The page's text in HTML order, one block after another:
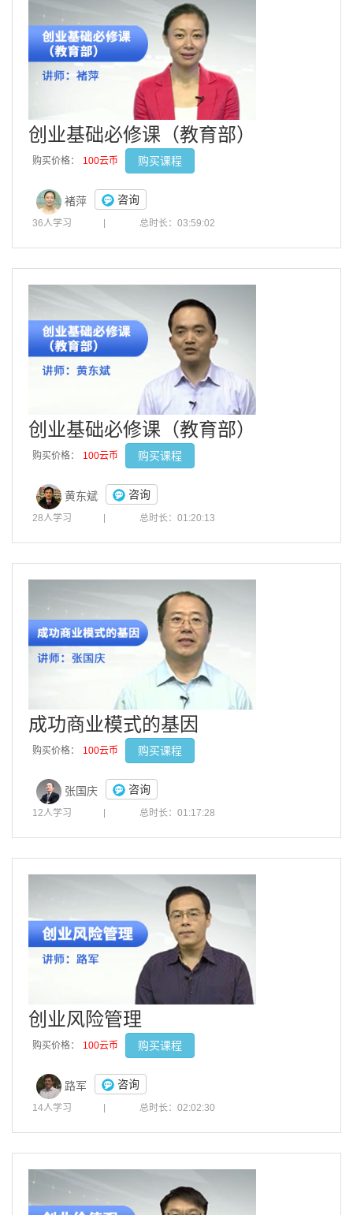
创业基础必修课（教育部）
购买价格： 100云币 购买课程
褚萍 咨询
36人学习 总时长：03:59:02
创业基础必修课（教育部）
购买价格： 100云币 购买课程
黄东斌 咨询
28人学习 总时长：01:20:13
成功商业模式的基因
购买价格： 100云币 购买课程
张国庆 咨询
12人学习 总时长：01:17:28
创业风险管理
购买价格： 100云币 购买课程
路军 咨询
14人学习 总时长：02:02:30